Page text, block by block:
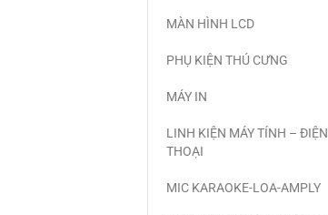
MÀN HÌNH LCD
PHỤ KIỆN THÚ CƯNG
MÁY IN
LINH KIỆN MÁY TÍNH – ĐIỆN
THOẠI
MIC KARAOKE-LOA-AMPLY